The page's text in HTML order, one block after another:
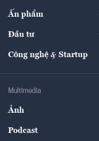
Start-up
Quản trị số
Tư vấn
Kinh tế
Ấn phẩm
The Guide
Đầu tư
Công nghệ & Startup
Multimedia
Ảnh
Podcast